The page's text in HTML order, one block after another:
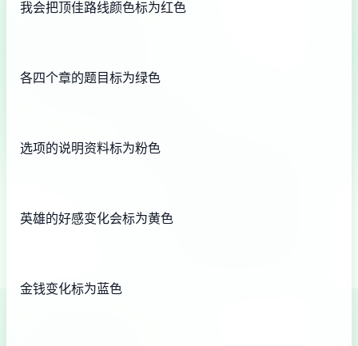
我会把顶佳路线颜色标为红色
各四个章的题目标为绿色
选项的说明资料标为粉色
英雄的好感变化会标为黄色
金钱变化标为蓝色